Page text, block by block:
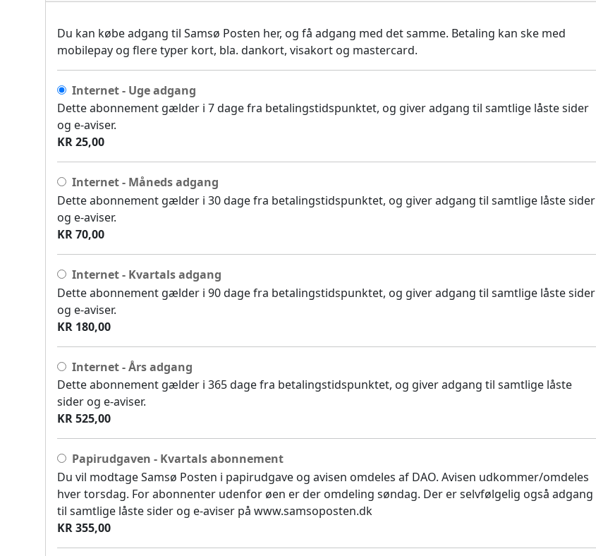
Du kan købe adgang til Samsø Posten her, og få adgang med det samme. Betaling kan ske med
mobilepay og flere typer kort, bla. dankort, visakort og mastercard.
Internet - Uge adgang
Dette abonnement gælder i 7 dage fra betalingstidspunktet, og giver adgang til samtlige låste sider
og e-aviser.
KR 25,00
Internet - Måneds adgang
Dette abonnement gælder i 30 dage fra betalingstidspunktet, og giver adgang til samtlige låste sider
og e-aviser.
KR 70,00
Internet - Kvartals adgang
Dette abonnement gælder i 90 dage fra betalingstidspunktet, og giver adgang til samtlige låste sider
og e-aviser.
KR 180,00
Internet - Års adgang
Dette abonnement gælder i 365 dage fra betalingstidspunktet, og giver adgang til samtlige låste
sider og e-aviser.
KR 525,00
Papirudgaven - Kvartals abonnement
Du vil modtage Samsø Posten i papirudgave og avisen omdeles af DAO. Avisen udkommer/omdeles
hver torsdag. For abonnenter udenfor øen er der omdeling søndag. Der er selvfølgelig også adgang
til samtlige låste sider og e-aviser på www.samsoposten.dk
KR 355,00